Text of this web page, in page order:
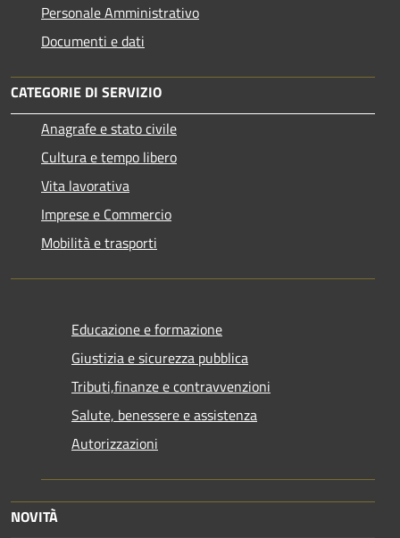
Personale Amministrativo
Documenti e dati
CATEGORIE DI SERVIZIO
Anagrafe e stato civile
Cultura e tempo libero
Vita lavorativa
Imprese e Commercio
Mobilità e trasporti
Educazione e formazione
Giustizia e sicurezza pubblica
Tributi,finanze e contravvenzioni
Salute, benessere e assistenza
Autorizzazioni
NOVITÀ